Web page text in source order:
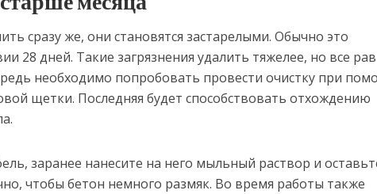
сразу же, они становятся застарелыми. Обычно это
28 дней. Такие загрязнения удалить тяжелее, но все
необходимо попробовать провести очистку при
щетки. Последняя будет способствовать отхождению
заранее нанесите на него мыльный раствор и
чтобы бетон немного размяк. Во время работы также